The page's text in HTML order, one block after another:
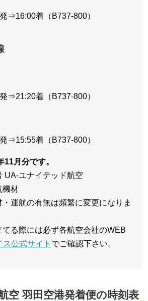
⇒16:00着（B737-800）
⇒21:20着（B737-800）
⇒15:55着（B737-800）
月分です。
UA-ユナイテッド航空
材
運航の有無は頻繁に変更になりま
てる際には必ず各航空会社のWEB
ス公式サイト でご確認下さい。
空 羽田空港発着便の時刻表